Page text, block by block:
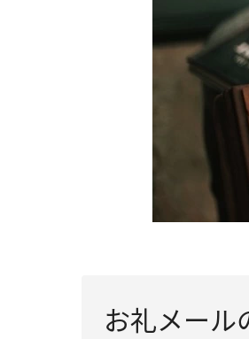
お礼メール